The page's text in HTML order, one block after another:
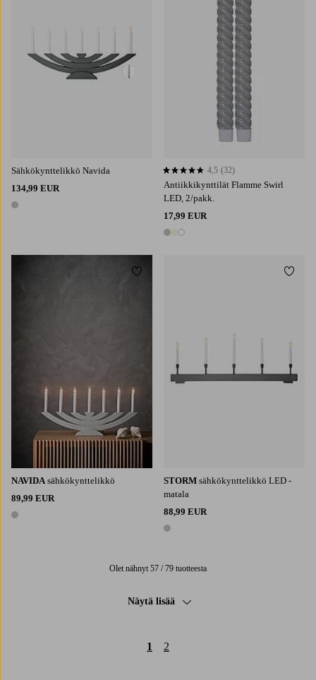
Sähkökynttelikkö Navida
134,99 EUR
1 väri
Antiikkikynttilät Flamme Swirl
LED, 2/pakk.
17,99 EUR
3 värejä
4,5 perustuen 32 arvosanaan
4,5 (32)
NAVIDA sähkökynttelikkö
89,99 EUR
1 väri
Lisää suosikkeihin
STORM sähkökynttelikkö LED -
matala
88,99 EUR
1 väri
Lisää
Olet nähnyt 57 / 79 tuotteesta
Näytä lisää
1 2